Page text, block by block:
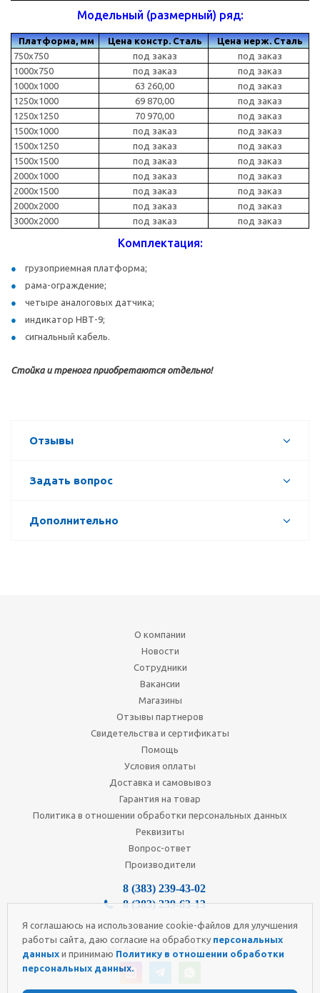
Я соглашаюсь на использование cookie-файлов для улучшения
работы сайта, даю согласие на обработку персональных
данных и принимаю Политику в отношении обработки
персональных данных.
Модельный (размерный) ряд:
Платформа, мм Цена констр. Сталь
Цена нерж. Сталь
750х750
под заказ
под заказ
1000х750
под заказ
под заказ
1000х1000
63 260,00
под заказ
1250х1000
69 870,00
под заказ
1250х1250
70 970,00
под заказ
1500х1000
под заказ
под заказ
1500х1250
под заказ
под заказ
1500х1500
под заказ
под заказ
2000х1000
под заказ
под заказ
2000х1500
под заказ
под заказ
2000х2000
под заказ
под заказ
3000х2000
под заказ под заказ
Комплектация:
грузоприемная платформа;
рама-ограждение;
четыре аналоговых датчика;
индикатор НВТ-9;
сигнальный кабель.
Стойка и тренога приобретаются отдельно!
Отзывы
Задать вопрос
Дополнительно
О компании
Новости
Сотрудники
Вакансии
Магазины
Отзывы партнеров
Свидетельства и сертификаты
Помощь
Условия оплаты
Доставка и самовывоз
Гарантия на товар
Политика в отношении обработки персональных данных
Реквизиты
Вопрос-ответ
Производители
8 (383) 239-43-02
8 (383) 239-63-13
Мы в социальных сетях: